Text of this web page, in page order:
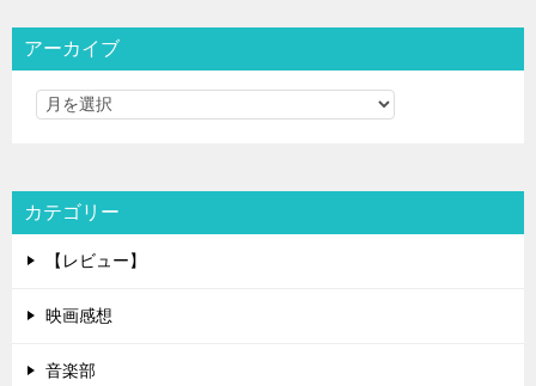
アーカイブ
カテゴリー
【レビュー】
映画感想
音楽部